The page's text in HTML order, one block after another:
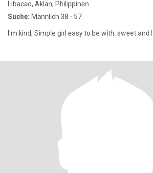
Libacao, Aklan, Philippinen
Suche: Männlich 38 - 57
I'm kind, Simple girl easy to be with, sweet and